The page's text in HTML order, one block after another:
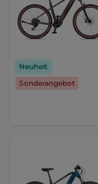
Neuheit
Sonderangebot